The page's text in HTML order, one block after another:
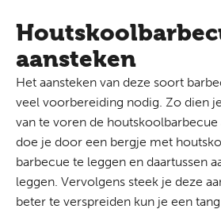
aansteken
Het aansteken van deze soort
veel voorbereiding nodig. Zo dien
van te voren de houtskoolbarbecue
doe je door een bergje met
barbecue te leggen en daartussen
leggen. Vervolgens steek je deze
beter te verspreiden kun je een